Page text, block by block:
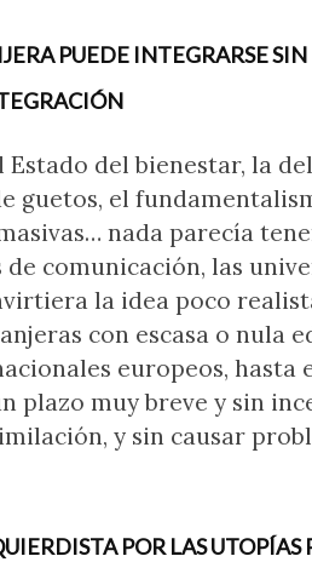
PUEDE INTEGRARSE
del bienestar, la
guetos, el
nada parecía
comunicación, las
la idea poco
con escasa o nula
europeos, hasta
plazo muy breve y sin
y sin causar
POR LAS UTOPÍAS